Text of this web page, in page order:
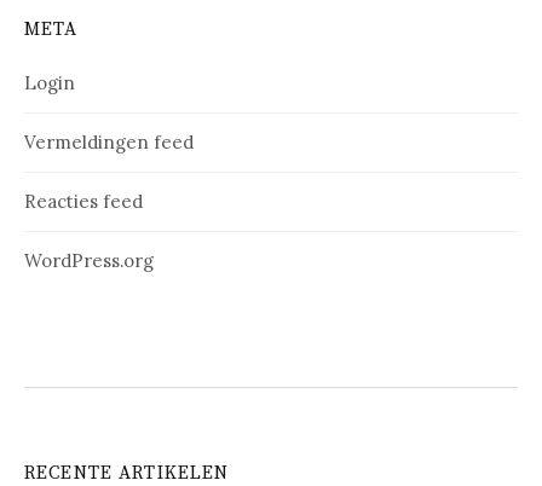
META
Login
Vermeldingen feed
Reacties feed
WordPress.org
RECENTE ARTIKELEN